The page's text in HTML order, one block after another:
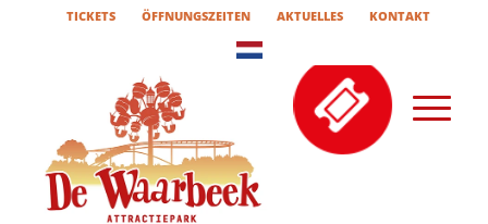
TICKETS ÖFFNUNGSZEITEN AKTUELLES KONTAKT